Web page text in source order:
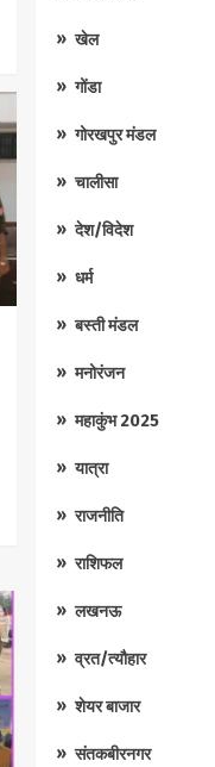
खेल
गोंडा
गोरखपुर मंडल
चालीसा
देश/विदेश
धर्म
बस्ती मंडल
मनोरंजन
महाकुंभ 2025
यात्रा
राजनीति
राशिफल
लखनऊ
व्रत/त्यौहार
शेयर बाजार
संतकबीरनगर